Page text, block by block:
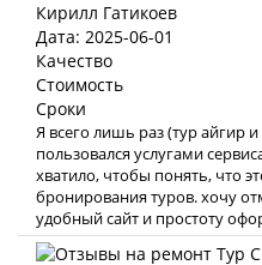
Кирилл Гатикоев
Дата: 2025-06-01
Качество
Стоимость
Сроки
Я всего лишь раз (тур айгир
пользовался услугами
хватило, чтобы понять, что
бронирования туров. хочу
удобный сайт и простоту